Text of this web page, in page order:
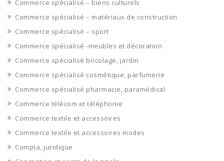
Commerce spécialisé – biens culturels
Commerce spécialisé – matériaux de construction
Commerce spécialisé – sport
Commerce spécialisé -meubles et décoration
Commerce spécialisé bricolage, jardin
Commerce spécialisé cosmétique, parfumerie
Commerce spécialisé pharmacie, paramédical
Commerce télécom et téléphonie
Commerce textile et accessoires
Commerce textile et accessoires modes
Compta, juridique